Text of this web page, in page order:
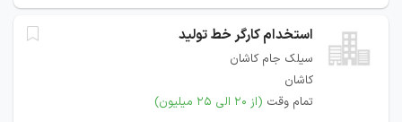
استخدام کارگر خط تولید
سیلک جام کاشان
کاشان
تمام وقت (از ۲۰ الی ۲۵ میلیون)